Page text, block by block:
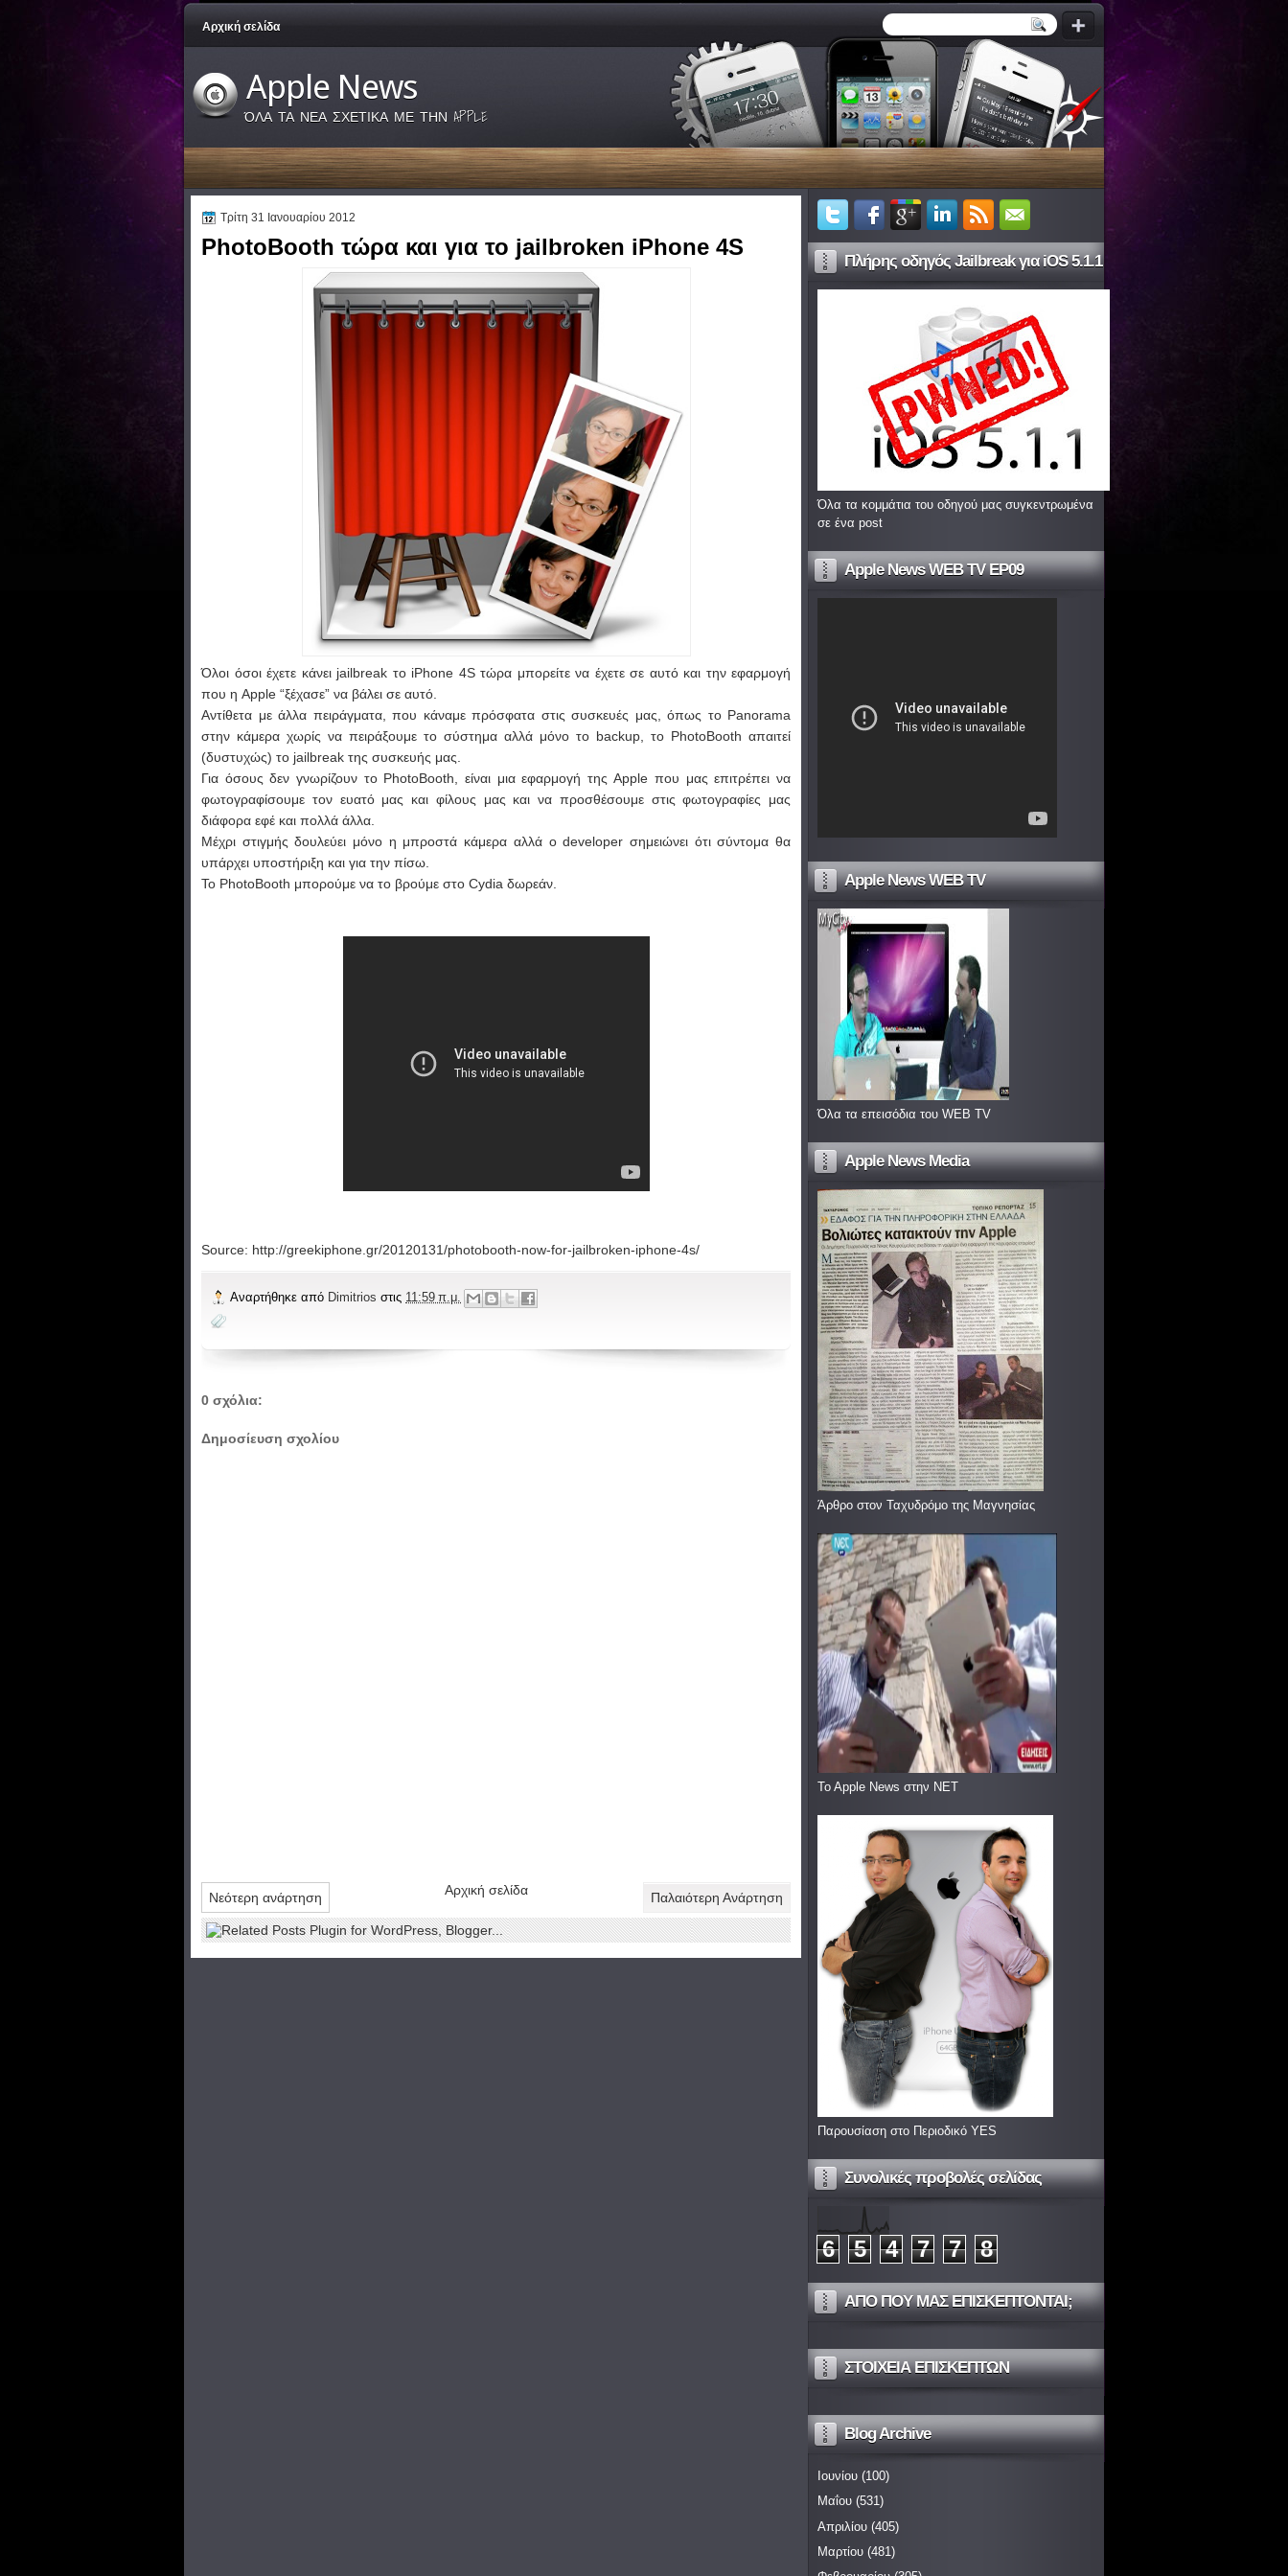
Αρχική σελίδα
Apple News
ΌΛΑ ΤΑ ΝΕΑ ΣΧΕΤΙΚΑ ΜΕ ΤΗΝ APPLE
Τρίτη 31 Ιανουαρίου 2012
PhotoBooth τώρα και για το jailbroken iPhone 4S
Όλοι όσοι έχετε κάνει jailbreak το iPhone 4S τώρα μπορείτε να έχετε σε αυτό και την εφαρμογή
που η Apple “ξέχασε” να βάλει σε αυτό.
Αντίθετα με άλλα πειράγματα, που κάναμε πρόσφατα στις συσκευές μας, όπως το Panorama
στην κάμερα χωρίς να πειράξουμε το σύστημα αλλά μόνο το backup, το PhotoBooth απαιτεί
(δυστυχώς) το jailbreak της συσκευής μας.
Για όσους δεν γνωρίζουν το PhotoBooth, είναι μια εφαρμογή της Apple που μας επιτρέπει να
φωτογραφίσουμε τον ευατό μας και φίλους μας και να προσθέσουμε στις φωτογραφίες μας
διάφορα εφέ και πολλά άλλα.
Μέχρι στιγμής δουλεύει μόνο η μπροστά κάμερα αλλά ο developer σημειώνει ότι σύντομα θα
υπάρχει υποστήριξη και για την πίσω.
Το PhotoBooth μπορούμε να το βρούμε στο Cydia δωρεάν.
Source: http://greekiphone.gr/20120131/photobooth-now-for-jailbroken-iphone-4s/
Αναρτήθηκε από Dimitrios στις 11:59 π.μ.
0 σχόλια:
Δημοσίευση σχολίου
Νεότερη ανάρτηση Παλαιότερη Ανάρτηση
Αρχική σελίδα
Πλήρης οδηγός Jailbreak για iOS 5.1.1
Όλα τα κομμάτια του οδηγού μας συγκεντρωμένα
σε ένα post
Apple News WEB TV EP09
Apple News WEB TV
Όλα τα επεισόδια του WEB TV
Apple News Media
Άρθρο στον Ταχυδρόμο της Μαγνησίας
To Apple News στην ΝΕΤ
Παρουσίαση στο Περιοδικό YES
Συνολικές προβολές σελίδας
6 5 4 7 7 8
ΑΠΟ ΠΟΥ ΜΑΣ ΕΠΙΣΚΕΠΤΟΝΤΑΙ;
ΣΤΟΙΧΕΙΑ ΕΠΙΣΚΕΠΤΩΝ
Blog Archive
Ιουνίου (100)
Μαΐου (531)
Απριλίου (405)
Μαρτίου (481)